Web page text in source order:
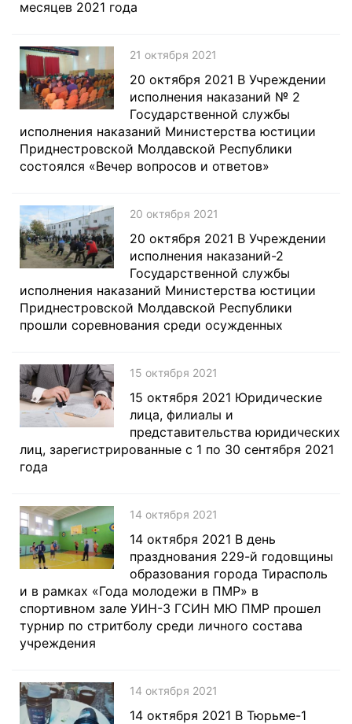
месяцев 2021 года
21 октября 2021
20 октября 2021 В Учреждении
исполнения наказаний № 2
Государственной службы
исполнения наказаний Министерства юстиции
Приднестровской Молдавской Республики
состоялся «Вечер вопросов и ответов»
20 октября 2021
20 октября 2021 В Учреждении
исполнения наказаний-2
Государственной службы
исполнения наказаний Министерства юстиции
Приднестровской Молдавской Республики
прошли соревнования среди осужденных
15 октября 2021
15 октября 2021 Юридические
лица, филиалы и
представительства юридических
лиц, зарегистрированные с 1 по 30 сентября 2021
года
14 октября 2021
14 октября 2021 В день
празднования 229-й годовщины
образования города Тирасполь
и в рамках «Года молодежи в ПМР» в
спортивном зале УИН-3 ГСИН МЮ ПМР прошел
турнир по стритболу среди личного состава
учреждения
14 октября 2021
14 октября 2021 В Тюрьме-1